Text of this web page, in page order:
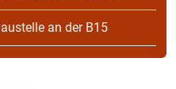
an der B15